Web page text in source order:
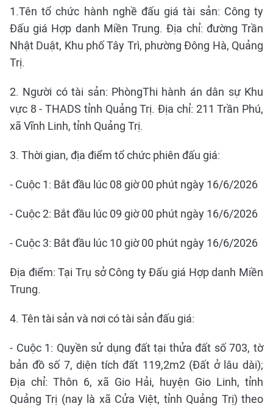
1.Tên tổ chức hành nghề đấu giá tài sản: Công ty
Đấu giá Hợp danh Miền Trung. Địa chỉ: đường Trần
Nhật Duật, Khu phố Tây Trì, phường Đông Hà, Quảng
Trị.
2. Người có tài sản: PhòngThi hành án dân sự Khu
vực 8 - THADS tỉnh Quảng Trị. Địa chỉ: 211 Trần Phú,
xã Vĩnh Linh, tỉnh Quảng Trị.
3. Thời gian, địa điểm tổ chức phiên đấu giá:
- Cuộc 1: Bắt đầu lúc 08 giờ 00 phút ngày 16/6/2026
- Cuộc 2: Bắt đầu lúc 09 giờ 00 phút ngày 16/6/2026
- Cuộc 3: Bắt đầu lúc 10 giờ 00 phút ngày 16/6/2026
Địa điểm: Tại Trụ sở Công ty Đấu giá Hợp danh Miền
Trung.
4. Tên tài sản và nơi có tài sản đấu giá:
- Cuộc 1: Quyền sử dụng đất tại thửa đất số 703, tờ
bản đồ số 7, diện tích đất 119,2m2 (Đất ở lâu dài);
Địa chỉ: Thôn 6, xã Gio Hải, huyện Gio Linh, tỉnh
Quảng Trị (nay là xã Cửa Việt, tỉnh Quảng Trị) theo